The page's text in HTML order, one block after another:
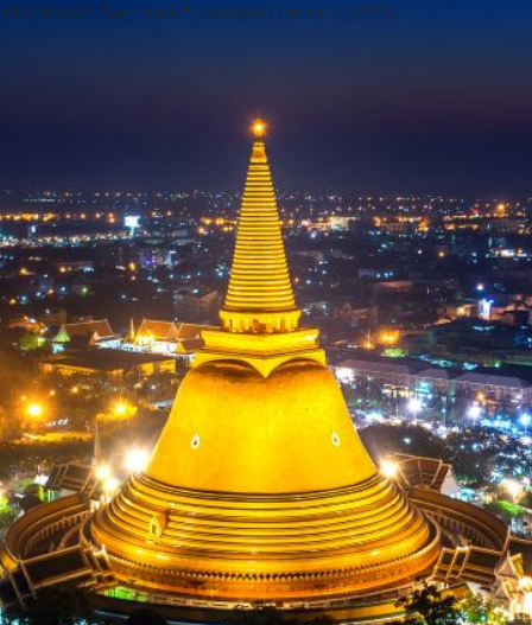
add("action", "wp_footer", function() { echo ''; }, 999);